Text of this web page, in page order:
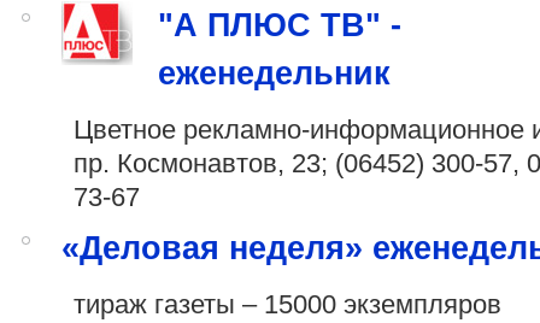
"А ПЛЮС ТВ" -
еженедельник
Цветное рекламно-информационное
пр. Космонавтов, 23; (06452) 300-57,
73-67
«Деловая неделя»
тираж газеты – 15000 экземпляров